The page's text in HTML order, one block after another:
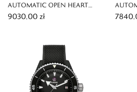
AUTOMATIC OPEN HEART
LIMITED EDITION
9030,00 zł